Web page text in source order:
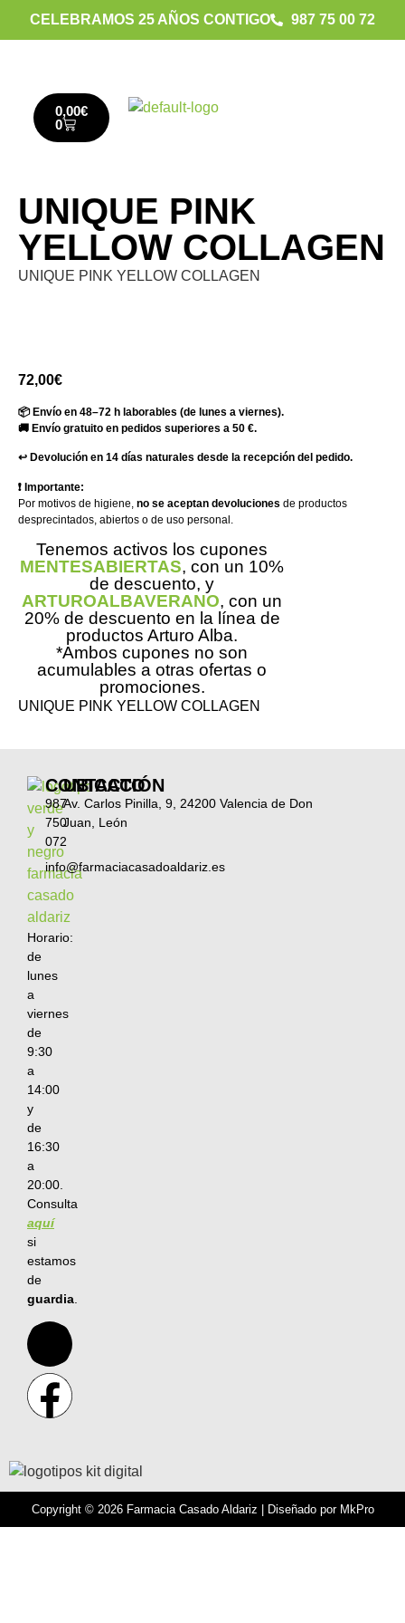
CELEBRAMOS 25 AÑOS CONTIGO 987 75 00 72
0,00€
0
UNIQUE PINK
YELLOW COLLAGEN
UNIQUE PINK YELLOW COLLAGEN
72,00€
📦 Envío en 48–72 h laborables (de lunes a viernes).
🚚 Envío gratuito en pedidos superiores a 50 €.
↩️ Devolución en 14 días naturales desde la recepción del pedido.
❗ Importante:
Por motivos de higiene, no se aceptan devoluciones de productos
desprecintados, abiertos o de uso personal.
Tenemos activos los cupones
MENTESABIERTAS, con un 10%
de descuento, y
ARTUROALBAVERANO, con un
20% de descuento en la línea de
productos Arturo Alba.
*Ambos cupones no son
acumulables a otras ofertas o
promociones.
UNIQUE PINK YELLOW COLLAGEN
Horario:
de
lunes
a
viernes
de
9:30
a
14:00
y
de
16:30
a
20:00.
Consulta
aquí
si
estamos
de
guardia
CONTACTO
987
750
072
info@farmaciacasadoaldariz.es
UBICACIÓN
Av. Carlos Pinilla, 9, 24200 Valencia de Don
Juan, León
Copyright © 2026 Farmacia Casado Aldariz | Diseñado por MkPro